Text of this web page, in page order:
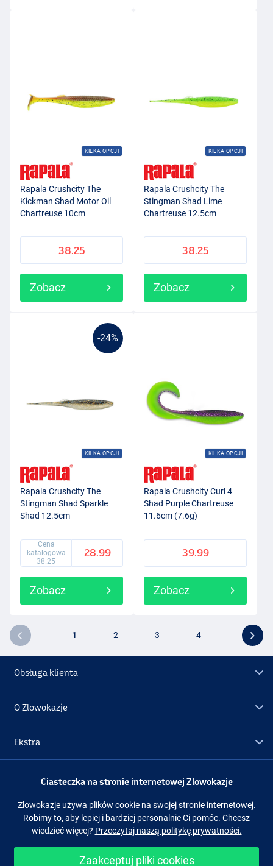
KILKA OPCJI
Rapala Crushcity The
Kickman Shad Motor Oil
Chartreuse 10cm
38.25
Zobacz
KILKA OPCJI
Rapala Crushcity The
Stingman Shad Lime
Chartreuse 12.5cm
38.25
Zobacz
-24%
KILKA OPCJI
Rapala Crushcity The
Stingman Shad Sparkle
Shad 12.5cm
Cena
katalogowa
38.25
28.99
Zobacz
KILKA OPCJI
Rapala Crushcity Curl 4
Shad Purple Chartreuse
11.6cm (7.6g)
39.99
Zobacz
1 2 3 4
Obsługa klienta
O Zlowokazje
Ekstra
Promocje
Obserwuj nas Facebook Instagram
Ciasteczka na stronie internetowej Zlowokazje
Zlowokazje używa plików cookie na swojej stronie internetowej.
Robimy to, aby lepiej i bardziej personalnie Ci pomóc. Chcesz
wiedzieć więcej? Przeczytaj naszą politykę prywatności.
Zaakceptuj pliki cookies